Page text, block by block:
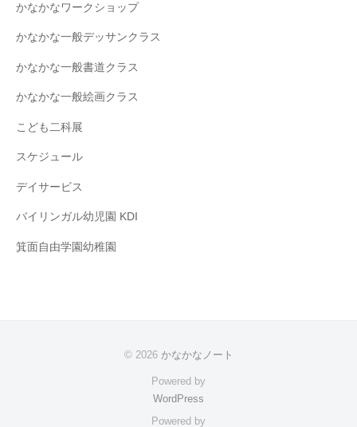
かなかなワークショップ
かなかな一般デッサンクラス
かなかな一般書道クラス
かなかな一般絵画クラス
こども二科展
スケジュール
デイサービス
バイリンガル幼児園 KDI
箕面自由学園幼稚園
© 2026 かなかなノート
Powered by
WordPress
Powered by